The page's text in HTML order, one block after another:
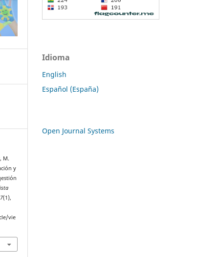
M.
y
7(1),
vie
Idioma
English
Español (España)
Open Journal Systems